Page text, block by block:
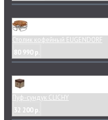
Столик кофейный EUGENDORF
80 990 р.
Пуф-сундук CLICHY
32 200 р.